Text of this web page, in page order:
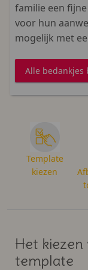
familie een
voor hun
mogelijk met
Alle bedankjes
Template
kiezen
Het
template